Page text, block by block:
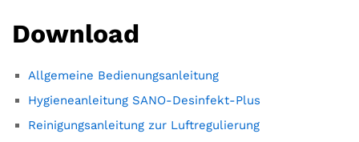
Download
Allgemeine Bedienungsanleitung
Hygieneanleitung SANO-Desinfekt-Plus
Reinigungsanleitung zur Luftregulierung